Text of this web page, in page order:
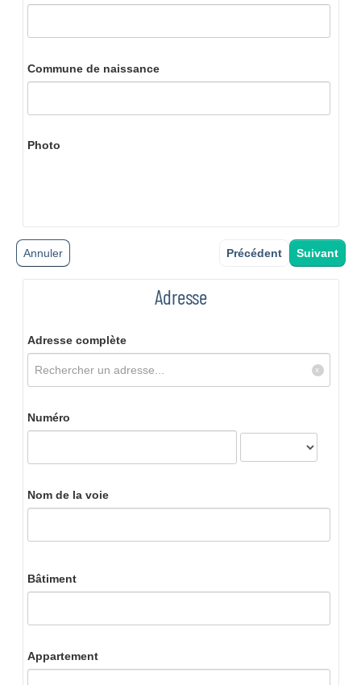
Commune de naissance
Photo
Annuler Suivant
Précédent
Adresse
Adresse complète
Numéro
Nom de la voie
Bâtiment
Appartement